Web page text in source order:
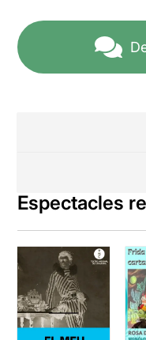
Espectacles